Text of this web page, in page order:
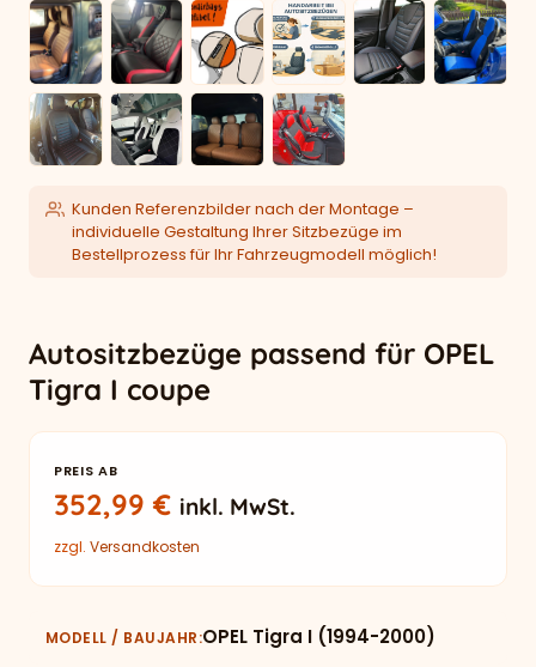
Kunden Referenzbilder nach der Montage –
individuelle Gestaltung Ihrer Sitzbezüge im
Bestellprozess für Ihr Fahrzeugmodell möglich!
Autositzbezüge passend für OPEL
Tigra I coupe
PREIS AB
352,99€ inkl. MwSt.
zzgl. Versandkosten
MODELL / BAUJAHR OPEL Tigra I (1994-2000)